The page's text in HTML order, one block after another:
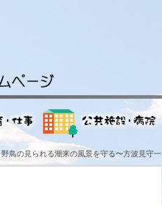
野鳥の見られる潮来の風景を守る〜方波見守一